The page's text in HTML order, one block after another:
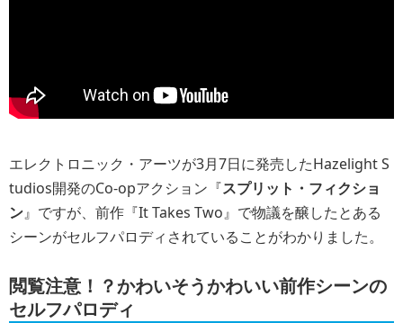
エレクトロニック・アーツが3月7日に発売したHazelight S
tudios開発のCo-opアクション『スプリット・フィクショ
ン』ですが、前作『It Takes Two』で物議を醸したとある
シーンがセルフパロディされていることがわかりました。
閲覧注意！？かわいそうかわいい前作シーンの
セルフパロディ